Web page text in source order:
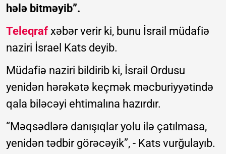
hələ bitməyib”.
Teleqraf xəbər verir ki, bunu İsrail müdafiə
naziri İsrael Kats deyib.
Müdafiə naziri bildirib ki, İsrail Ordusu
yenidən hərəkətə keçmək məcburiyyətində
qala biləcəyi ehtimalına hazırdır.
“Məqsədlərə danışıqlar yolu ilə çatılmasa,
yenidən tədbir görəcəyik”, - Kats vurğulayıb.